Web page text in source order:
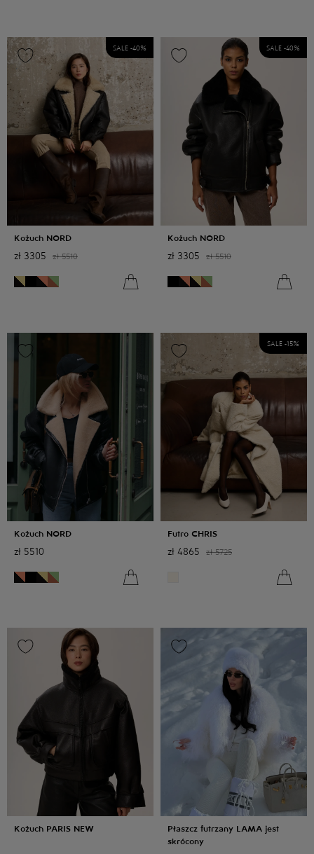
Kożuch NORD
zł 3305 zł 5510
SALE -40 %
Kożuch NORD
zł 3305 zł 5510
SALE -40 %
Kożuch NORD
zł 5510
Futro CHRIS
zł 4865 zł 5725
SALE -15%
Kożuch PARIS NEW
Płaszcz futrzany LAMA jest
skrócony